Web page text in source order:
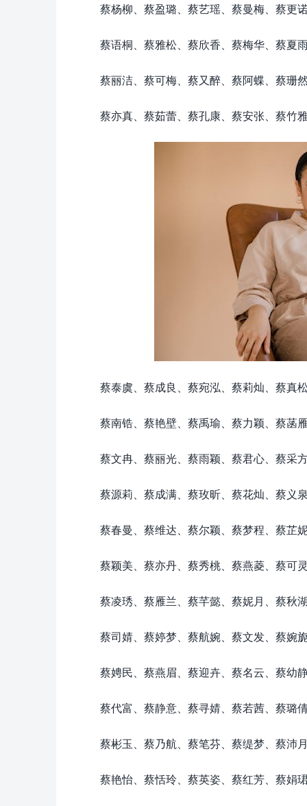
蔡杨柳、蔡盈璐、蔡艺瑶、蔡曼梅、蔡更诺
蔡语桐、蔡雅松、蔡欣香、蔡梅华、蔡夏雨
蔡丽洁、蔡可梅、蔡又醉、蔡阿蝶、蔡珊然
蔡亦真、蔡茹蕾、蔡孔康、蔡安张、蔡竹雅
蔡泰虞、蔡成良、蔡宛泓、蔡莉灿、蔡真松
蔡南锆、蔡艳壁、蔡禹瑜、蔡力颖、蔡菡雁
蔡文冉、蔡丽光、蔡雨颖、蔡君心、蔡采方
蔡源莉、蔡成满、蔡玫昕、蔡花灿、蔡义泉
蔡春曼、蔡维达、蔡尔颖、蔡梦程、蔡芷妮
蔡颖美、蔡亦丹、蔡秀桃、蔡燕菱、蔡可灵
蔡凌琇、蔡雁兰、蔡芊懿、蔡妮月、蔡秋湖
蔡司婧、蔡婷梦、蔡航婉、蔡文发、蔡婉旎
蔡娉民、蔡燕眉、蔡迎卉、蔡名云、蔡幼静
蔡代富、蔡静意、蔡寻婧、蔡若茜、蔡璐倩
蔡彬玉、蔡乃航、蔡笔芬、蔡缇梦、蔡沛月
蔡艳怡、蔡恬玲、蔡英姿、蔡红芳、蔡娟珺